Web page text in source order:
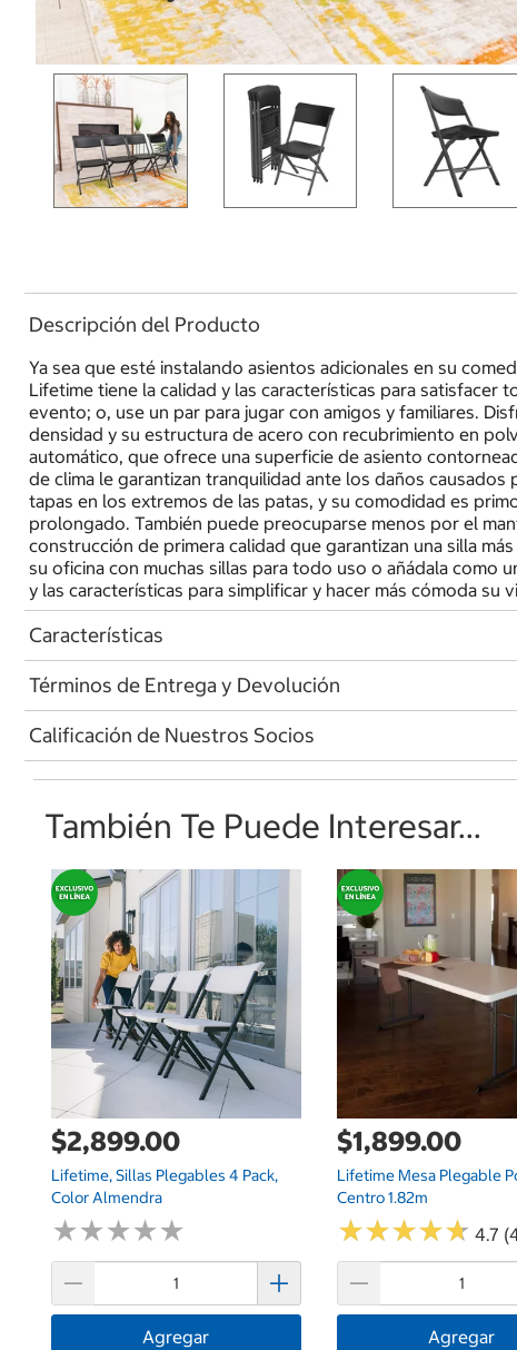
Descripción del Producto
Ya sea que esté instalando asientos adicionales en su
Lifetime tiene la calidad y las características para satisfacer
evento; o, use un par para jugar con amigos y familiares.
densidad y su estructura de acero con recubrimiento en
automático, que ofrece una superficie de asiento
de clima le garantizan tranquilidad ante los daños
tapas en los extremos de las patas, y su comodidad es
prolongado. También puede preocuparse menos por el
construcción de primera calidad que garantizan una silla
su oficina con muchas sillas para todo uso o añádala como
y las características para simplificar y hacer más cómoda su
Características
Términos de Entrega y Devolución
Calificación de Nuestros Socios
También Te Puede Interesar...
$2,899.00
Lifetime, Sillas Plegables 4 Pack,
Color Almendra
★★★★★
★★★★★
Agregar
$1,899.00
Lifetime Mesa Plegable
Centro 1.82m
★★★★★
★★★★★ 4.7
Agregar